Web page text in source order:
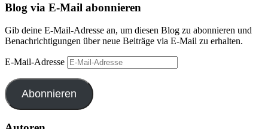
Blog via E-Mail abonnieren
Gib deine E-Mail-Adresse an, um diesen Blog zu abonnieren und
Benachrichtigungen über neue Beiträge via E-Mail zu erhalten.
E-Mail-Adresse
Abonnieren